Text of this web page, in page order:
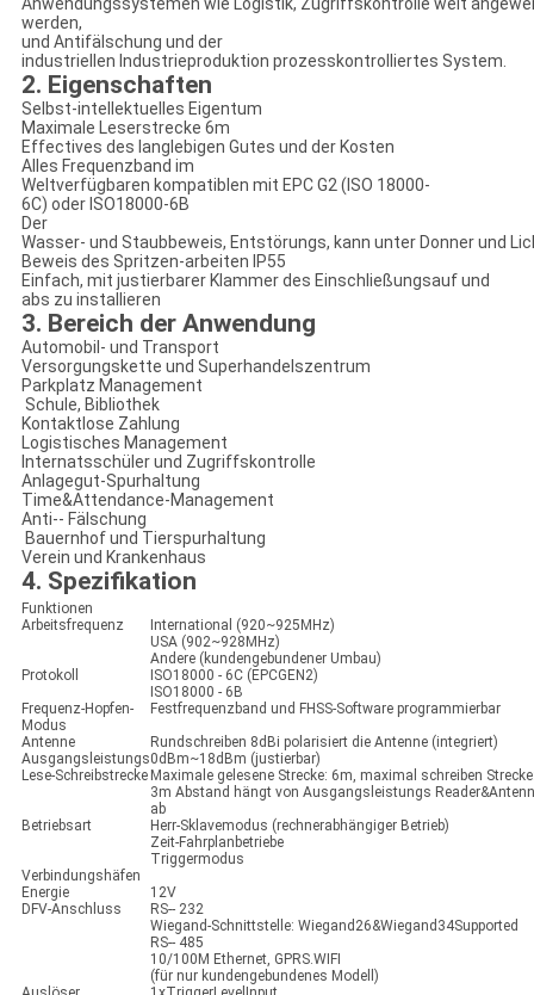
Anwendungssystemen wie Logistik, Zugriffskontrolle weit
werden,
und Antifälschung und der
industriellen Industrieproduktion prozesskontrolliertes System.
2. Eigenschaften
Selbst-intellektuelles Eigentum
Maximale Leserstrecke 6m
Effectives des langlebigen Gutes und der Kosten
Alles Frequenzband im
Weltverfügbaren kompatiblen mit EPC G2 (ISO 18000-
6C) oder ISO18000-6B
Der
Wasser- und Staubbeweis, Entstörungs, kann unter Donner und
Beweis des Spritzen-arbeiten IP55
Einfach, mit justierbarer Klammer des Einschließungsauf und
abs zu installieren
3. Bereich der Anwendung
Automobil- und Transport
Versorgungskette und Superhandelszentrum
Parkplatz Management
Schule, Bibliothek
Kontaktlose Zahlung
Logistisches Management
Internatsschüler und Zugriffskontrolle
Anlagegut-Spurhaltung
Time&Attendance-Management
Anti-‐ Fälschung
Bauernhof und Tierspurhaltung
Verein und Krankenhaus
4. Spezifikation
Funktionen
Arbeitsfrequenz
International (920~925MHz)
USA (902~928MHz)
Andere (kundengebundener Umbau)
Protokoll
ISO18000 ‐ 6C (EPCGEN2)
ISO18000 ‐ 6B
Frequenz-Hopfen-
Modus
Festfrequenzband und FHSS-Software programmierbar
Antenne
Rundschreiben 8dBi polarisiert die Antenne (integriert)
Ausgangsleistungs0dBm~18dBm (justierbar)
Lese-Schreibstrecke Maximale gelesene Strecke: 6m, maximal schreiben
3m Abstand hängt von Ausgangsleistungs
ab
Betriebsart
Herr-Sklavemodus (rechnerabhängiger Betrieb)
Zeit-Fahrplanbetriebe
Triggermodus
Verbindungshäfen
Energie
12V
DFV-Anschluss
RS-‐ 232
Wiegand-Schnittstelle: Wiegand26&Wiegand34Supported
RS-‐ 485
10/100M Ethernet, GPRS.WIFI
(für nur kundengebundenes Modell)